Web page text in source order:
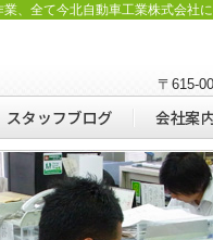
、全て今北自動車工業株式会社に
〒615-